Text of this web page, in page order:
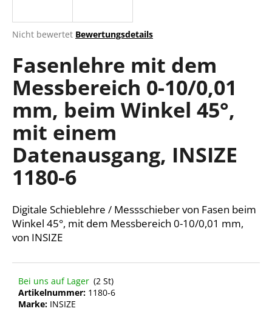
Die
Produktbewertung
ist
0,0
von
Sternen.
Nicht bewertet Bewertungsdetails
Fasenlehre mit dem
Messbereich 0-10/0,01
mm, beim Winkel 45°,
mit einem
Datenausgang, INSIZE
1180-6
Digitale Schieblehre / Messschieber von Fasen beim
Winkel 45°, mit dem Messbereich 0-10/0,01 mm,
von INSIZE
Bei uns auf Lager (2 St)
Artikelnummer: 1180-6
Marke: INSIZE
W
r
e
m
p
f
h
l
e
n